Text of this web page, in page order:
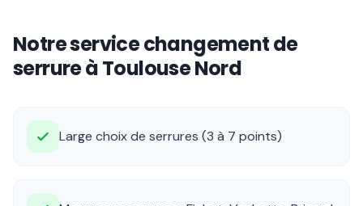
Notre service changement de
serrure à Toulouse Nord
Large choix de serrures (3 à 7 points)